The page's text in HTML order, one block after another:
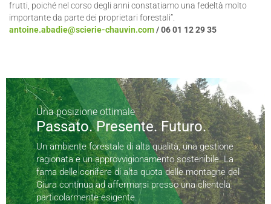
frutti, poiché nel corso degli anni constatiamo una fedeltà molto
importante da parte dei proprietari forestali”.
antoine.abadie@scierie-chauvin.com/ 06 01 12 29 35
Una posizione ottimale
Passato. Presente. Futuro.
Un ambiente forestale di alta qualità, una gestione
ragionata e un approvvigionamento sostenibile. La
fama delle conifere di alta quota delle montagne del
Giura continua ad affermarsi presso una clientela
particolarmente esigente.